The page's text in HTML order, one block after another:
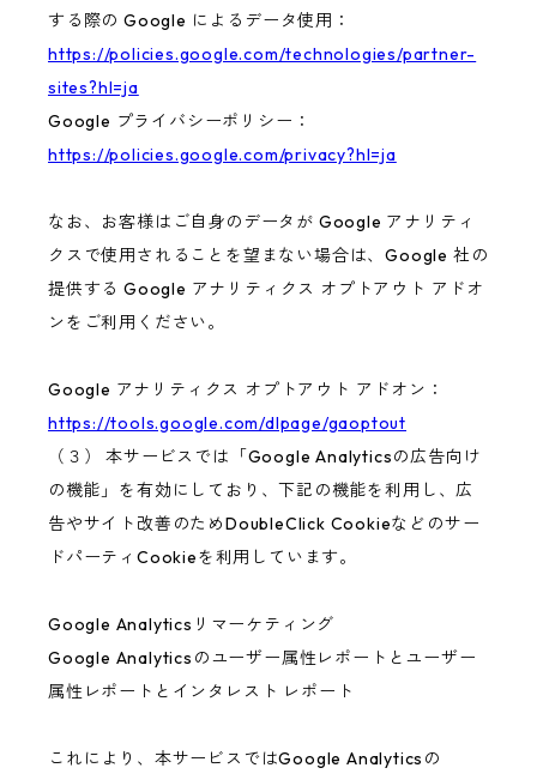
する際の Google によるデータ使用：
https://policies.google.com/technologies/partner-
sites?hl=ja
Google プライバシーポリシー：
https://policies.google.com/privacy?hl=ja
なお、お客様はご自身のデータが Google アナリティ
クスで使用されることを望まない場合は、Google 社の
提供する Google アナリティクス オプトアウト アドオ
ンをご利用ください。
Google アナリティクス オプトアウト アドオン：
https://tools.google.com/dlpage/gaoptout
（３） 本サービスでは「Google Analyticsの広告向け
の機能」を有効にしており、下記の機能を利用し、広
告やサイト改善のためDoubleClick Cookieなどのサー
ドパーティCookieを利用しています。
Google Analyticsリマーケティング
Google Analyticsのユーザー属性レポートとユーザー
属性レポートとインタレスト レポート
これにより、本サービスではGoogle Analyticsの